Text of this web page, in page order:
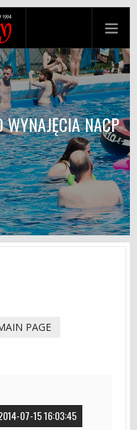
WYNAJĘCIA NACP
PAGE
07-15 16:03:45